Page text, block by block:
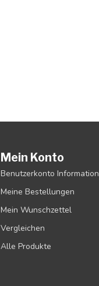
Mein Konto
Benutzerkonto Information
Meine Bestellungen
Mein Wunschzettel
Vergleichen
Alle Produkte